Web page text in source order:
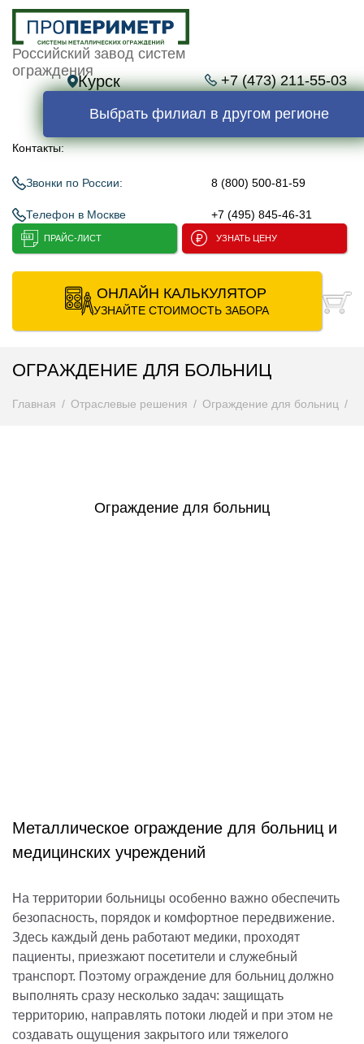
Российский завод систем
ограждения
Курск +7 (473) 211-55-03
Выбрать филиал в другом регионе
Контакты:
Звонки по России: 8 (800) 500-81-59
Телефон в Москве +7 (495) 845-46-31
ПРАЙС-ЛИСТ УЗНАТЬ ЦЕНУ
ОНЛАЙН КАЛЬКУЛЯТОР
УЗНАЙТЕ СТОИМОСТЬ ЗАБОРА
ОГРАЖДЕНИЕ ДЛЯ БОЛЬНИЦ
Главная Отраслевые решения Ограждение для больниц
Ограждение для больниц
Металлическое ограждение для больниц и
медицинских учреждений
На территории больницы особенно важно обеспечить
безопасность, порядок и комфортное передвижение.
Здесь каждый день работают медики, проходят
пациенты, приезжают посетители и служебный
транспорт. Поэтому ограждение для больниц должно
выполнять сразу несколько задач: защищать
территорию, направлять потоки людей и при этом не
создавать ощущения закрытого или тяжелого